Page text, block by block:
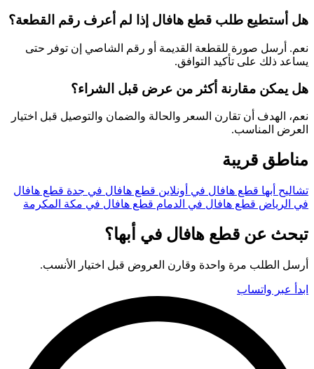
هل أستطيع طلب قطع هافال إذا لم أعرف رقم القطعة؟
نعم. أرسل صورة للقطعة القديمة أو رقم الشاصي إن توفر حتى
يساعد ذلك على تأكيد التوافق.
هل يمكن مقارنة أكثر من عرض قبل الشراء؟
نعم، الهدف أن تقارن السعر والحالة والضمان والتوصيل قبل اختيار
العرض المناسب.
مناطق قريبة
تشاليح أبها قطع هافال في أونلاين قطع هافال في جدة قطع هافال
في الرياض قطع هافال في الدمام قطع هافال في مكة المكرمة
تبحث عن قطع هافال في أبها؟
أرسل الطلب مرة واحدة وقارن العروض قبل اختيار الأنسب.
ابدأ عبر واتساب